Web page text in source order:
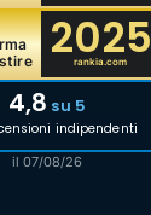
2025
rankia.com
4,8 su 5
indipendenti
il 07/08/26